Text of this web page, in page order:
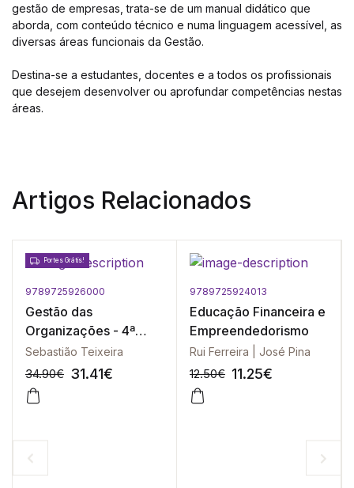
gestão de empresas, trata-se de um manual didático que
aborda, com conteúdo técnico e numa linguagem acessível, as
diversas áreas funcionais da Gestão.
Destina-se a estudantes, docentes e a todos os profissionais
que desejem desenvolver ou aprofundar competências nestas
áreas.
Artigos Relacionados
Portes Grátis!
9789725926000
Gestão das
Organizações - 4ª
Edição
Sebastião Teixeira
34.90€ 31.41€
-10%
9789725924013
Educação Financeira e
Empreendedorismo
Rui Ferreira | José Pina
12.50€ 11.25€